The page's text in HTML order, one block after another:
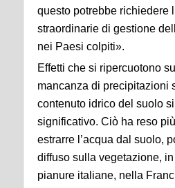
questo potrebbe richiedere
straordinarie di gestione
nei Paesi colpiti».
Effetti che si ripercuotono
mancanza di precipitazioni
contenuto idrico del suolo
significativo. Ciò ha reso
estrarre l’acqua dal suolo,
diffuso sulla vegetazione,
pianure italiane, nella